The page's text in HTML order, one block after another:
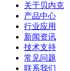
关于贝内克
产品中心
行业应用
新闻资讯
技术支持
常见问题
联系我们